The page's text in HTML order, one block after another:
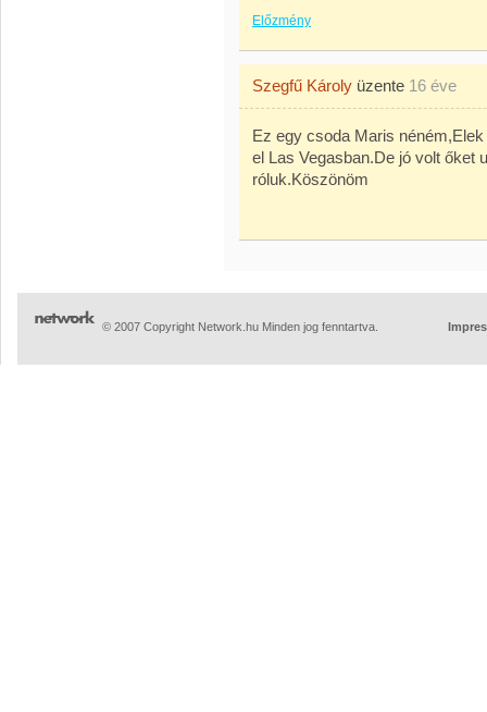
Előzmény
Szegfű Károly üzente 16 éve
Ez egy csoda Maris
el Las Vegasban.De jó volt őket
róluk.Köszönöm
© 2007 Copyright Network.hu Minden jog fenntartva.